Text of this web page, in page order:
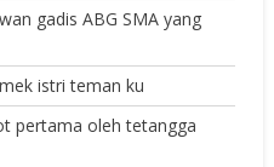
gadis ABG SMA yang
istri teman ku
pertama oleh tetangga